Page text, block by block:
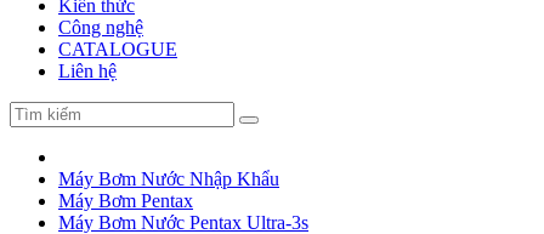
Kiến thức
Công nghệ
CATALOGUE
Liên hệ
Máy Bơm Nước Nhập Khẩu
Máy Bơm Pentax
Máy Bơm Nước Pentax Ultra-3s